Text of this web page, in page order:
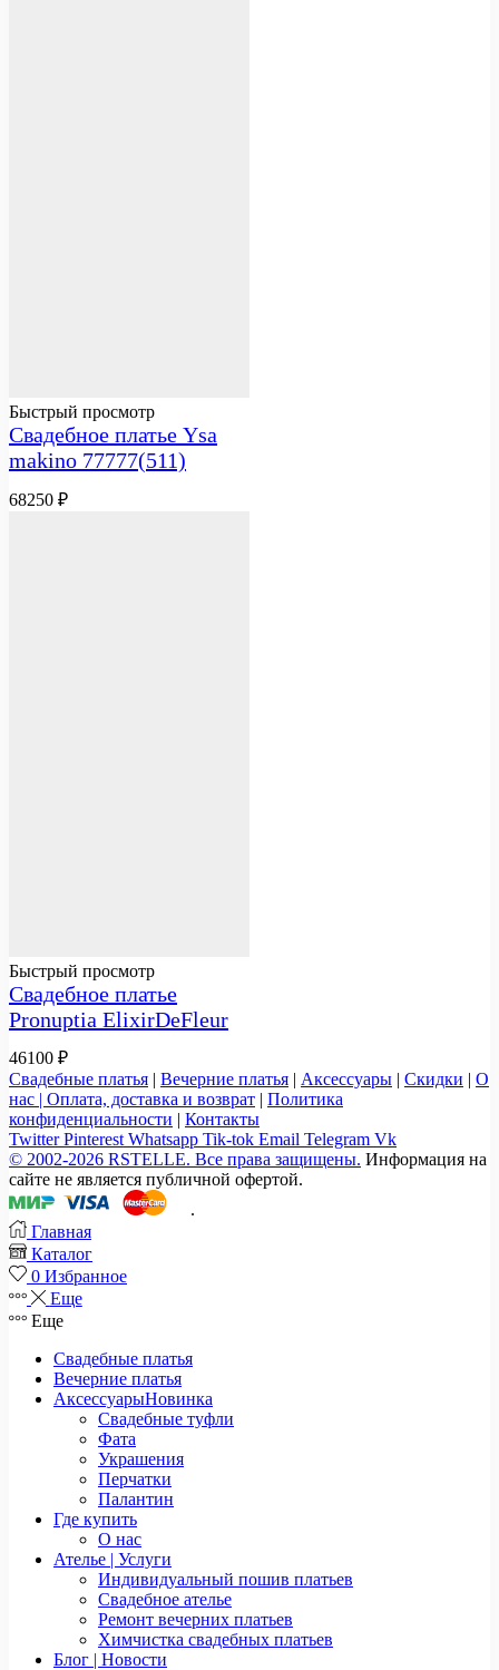
Быстрый просмотр
Свадебное платье Ysa
makino 77777(511)
68250 ₽
Быстрый просмотр
Свадебное платье
Pronuptia ElixirDeFleur
46100 ₽
Свадебные платья | Вечерние платья | Аксессуары | Скидки | О
нас | Оплата, доставка и возврат | Политика
конфиденциальности | Контакты
Twitter Pinterest Whatsapp Tik-tok Email Telegram Vk
© 2002-2026 RSTELLE. Все права защищены. Информация на
сайте не является публичной офертой.
.
Главная
Каталог
0 Избранное
Еще
Еще
Свадебные платья
Вечерние платья
АксессуарыНовинка
Свадебные туфли
Фата
Украшения
Перчатки
Палантин
Где купить
О нас
Ателье | Услуги
Индивидуальный пошив платьев
Свадебное ателье
Ремонт вечерних платьев
Химчистка свадебных платьев
Блог | Новости